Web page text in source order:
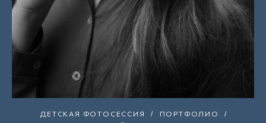
ДЕТСКАЯ ФОТОСЕССИЯ
ПОРТФОЛИО